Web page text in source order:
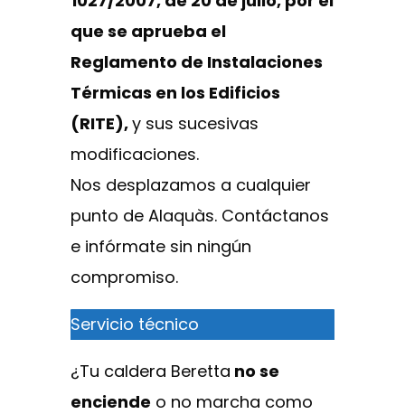
que se aprueba el
Reglamento de Instalaciones
Térmicas en los Edificios
(RITE),y sus sucesivas
modificaciones.
Nos desplazamos a cualquier
punto de Alaquàs. Contáctanos
e infórmate sin ningún
compromiso.
Servicio técnico
¿Tu caldera Beretta no se
enciende o no marcha como